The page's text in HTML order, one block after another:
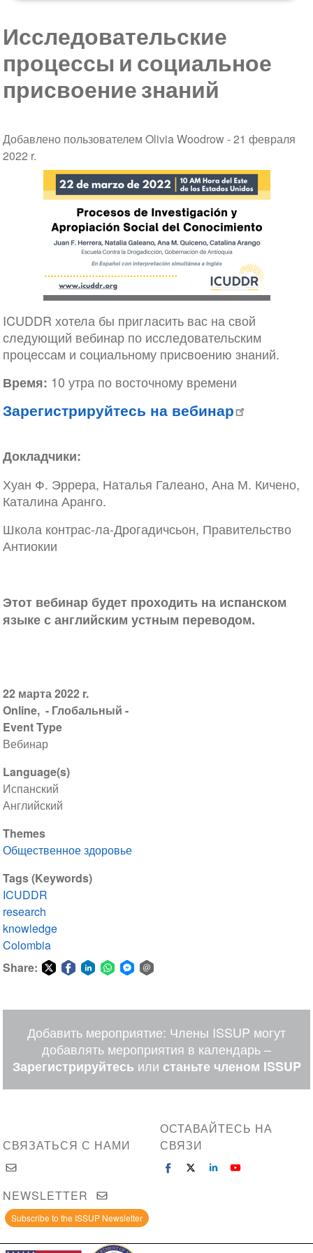
22 марта 2022 r.
Online - Глобальный -
Event Type
Вебинар
Language(s)
Испанский
Английский
Themes
Общественное здоровье
Tags (Keywords)
ICUDDR
research
knowledge
Colombia
Share:
Messenger
Исследовательские
процессы и социальное
присвоение знаний
Добавлено пользователем Olivia Woodrow -21 февраля
2022 r.
ICUDDR хотела бы пригласить вас на свой
следующий вебинар по исследовательским
процессам и социальному присвоению знаний.
Время: 10 утра по восточному времени
Зарегистрируйтесь на вебинар
Докладчики:
Хуан Ф. Эррера, Наталья Галеано, Ана М. Кичено,
Каталина Аранго.
Школа контрас-ла-Дрогадичсьон, Правительство
Антиокии
Этот вебинар будет проходить на испанском
языке с английским устным переводом.
Добавить мероприятие: Члены ISSUP могут
добавлять мероприятия в календарь –
Зарегистрируйтесь или станьте членом ISSUP
СВЯЗАТЬСЯ С НАМИ
ОСТАВАЙТЕСЬ НА
СВЯЗИ
NEWSLETTER
Subscribe to the ISSUP Newsletter